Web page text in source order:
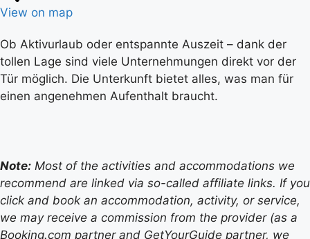
View on map
Ob Aktivurlaub oder entspannte Auszeit – dank der
tollen Lage sind viele Unternehmungen direkt vor der
Tür möglich. Die Unterkunft bietet alles, was man für
einen angenehmen Aufenthalt braucht.
Note: Most of the activities and accommodations we
recommend are linked via so-called affiliate links. If you
click and book an accommodation, activity, or service,
we may receive a commission from the provider (as a
Booking.com partner and GetYourGuide partner, we